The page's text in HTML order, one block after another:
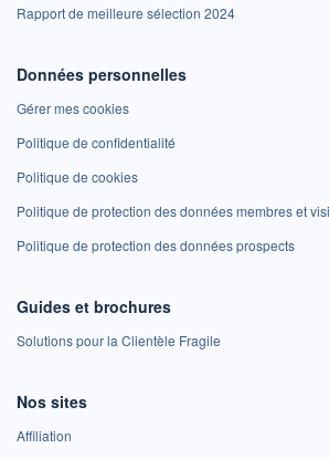
Rapport de meilleure sélection 2024
Données personnelles
Gérer mes cookies
Politique de confidentialité
Politique de cookies
Politique de protection des données membres et
Politique de protection des données prospects
Guides et brochures
Solutions pour la Clientèle Fragile
Nos sites
Affiliation